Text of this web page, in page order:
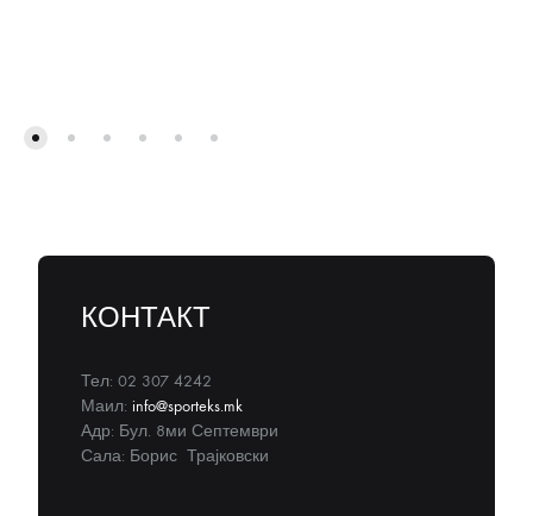
КОНТАКТ
Тел: 02 307 4242
Маил: info@sporteks.mk
Адр: Бул. 8ми Септември
Сала: Борис Трајковски